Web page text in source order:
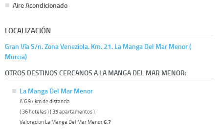
Aire Acondicionado
LOCALIZACIÓN
Gran Vía S/n. Zona Veneziola. Km. 21. La Manga Del Mar Menor (
Murcia)
OTROS DESTINOS CERCANOS A LA MANGA DEL MAR MENOR:
La Manga Del Mar Menor
A 6.97 km de distancia
( 36 hoteles ) ( 35 apartamentos )
Valoracion La Manga Del Mar Menor6.7